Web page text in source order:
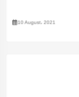
10 August، 2021